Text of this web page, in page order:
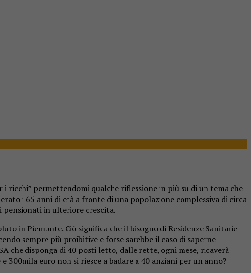
ricchi” permettendomi qualche riflessione in più su di un tema che
i 65 anni di età a fronte di una popolazione complessiva di circa
pensionati in ulteriore crescita.
in Piemonte. Ciò significa che il bisogno di Residenze Sanitarie
sempre più proibitive e forse sarebbe il caso di saperne
che disponga di 40 posti letto, dalle rette, ogni mese, ricaverà
euro non si riesce a badare a 40 anziani per un anno?